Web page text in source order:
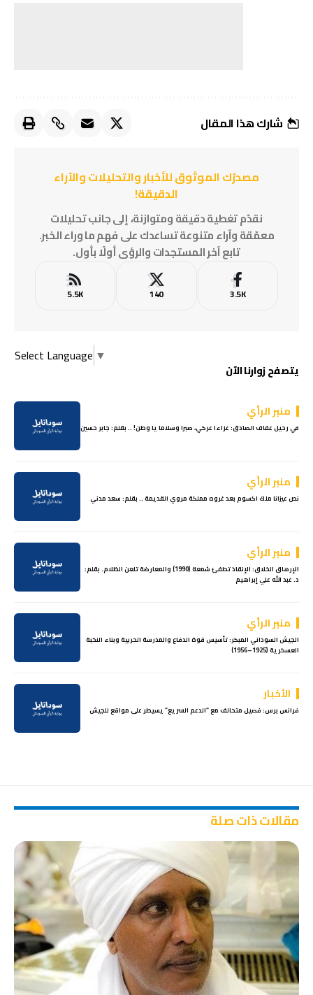
شارك هذا المقال
مصدرُك الموثوق للأخبار والتحليلات والآراء
الدقيقة!
نقدّم تغطية دقيقة ومتوازنة، إلى جانب تحليلات
معمّقة وآراء متنوعة تساعدك على فهم ما وراء الخبر.
تابع آخر المستجدات والرؤى أولًا بأول.
3.5K
140
5.5K
Select Language ▼
يتصفح زوارنا الآن
منبر الرأي
في رحيل عفاف الصادق: عزاءا عركي، صبرا وسلاما يا وطن! .. بقلم: جابر حسين
منبر الرأي
نص عيزانا ملك اكسوم بعد غروه مملكة مروي القديمة .. بقلم: سعد مدني
منبر الرأي
الإرهاق الخلاق: الإنقاذ تطفئ شمعة (1990) والمعارضة تلعن الظلام. بقلم:
د. عبد الله علي إبراهيم
منبر الرأي
الجيش السوداني المبكر: تأسيس قوة الدفاع والمدرسة الحربية وبناء النخبة
العسكرية (1925–1956)
الأخبار
فرانس برس: فصيل متحالف مع “الدعم السريع” يسيطر على مواقع للجيش
مقالات ذات صلة